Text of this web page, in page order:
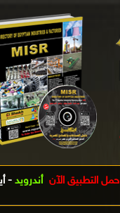
حمل التطبيق الآن أندرويد -